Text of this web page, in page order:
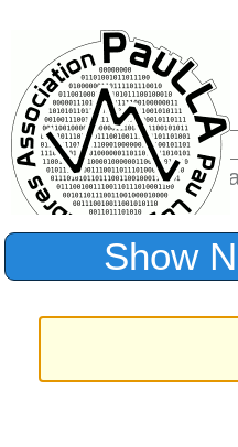
Chercher par
Seulement
Recherche
Show